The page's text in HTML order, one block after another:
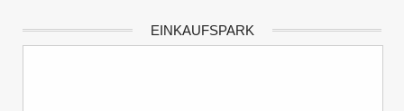
EINKAUFSPARK